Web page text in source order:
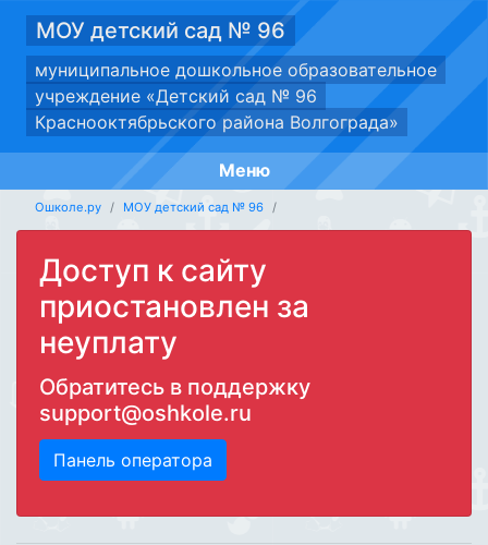
МОУ детский сад № 96
муниципальное дошкольное образовательное
учреждение «Детский сад № 96
Краснооктябрьского района Волгограда»
Меню
Ошколе.ру МОУ детский сад № 96
Доступ к сайту
приостановлен за
неуплату
Обратитесь в поддержку
support@oshkole.ru
Панель оператора